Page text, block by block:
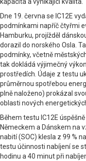
kapacita a vynikající kvalita.
Dne 19. června se IC12E
podmínkami napříč čtyřmi
Hamburku, projížděl
dorazil do norského Osla.
podmínky, včetně
tak dokládá výjimečný
prostředích. Údaje z testu
průměrnou spotřebou
plně naloženo) prokázal
oblasti nových
Během testu IC12E
Německem a Dánskem na
nabití (SOC) klesla z 99 %
testu účinnosti nabíjení se
hodinu a 40 minut při